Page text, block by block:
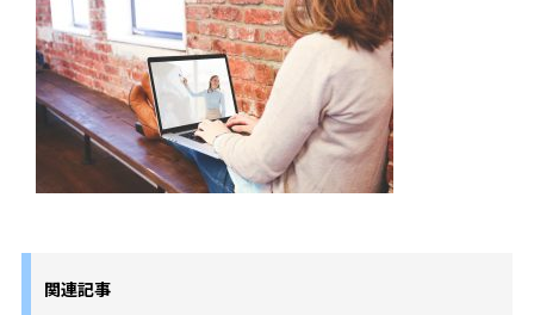
関連記事